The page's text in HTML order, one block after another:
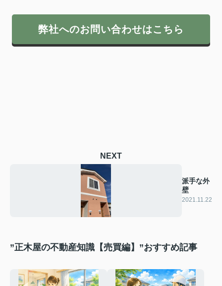
弊社へのお問い合わせはこちら
NEXT
派手な外
壁
2021.11.22
”正木屋の不動産知識【売買編】”おすすめ記事